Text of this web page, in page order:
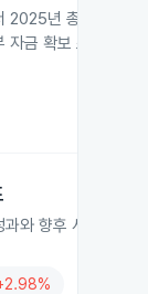
년 총 매출
자금 확보 소식을 함
와 향후 사업 전략